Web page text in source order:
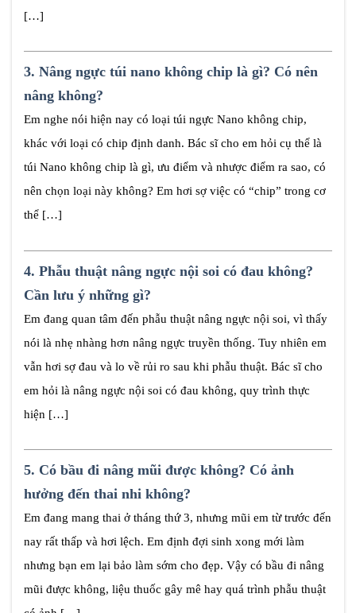
[…]
3. Nâng ngực túi nano không chip là gì? Có nên
nâng không?
Em nghe nói hiện nay có loại túi ngực Nano không chip,
khác với loại có chip định danh. Bác sĩ cho em hỏi cụ thể là
túi Nano không chip là gì, ưu điểm và nhược điểm ra sao, có
nên chọn loại này không? Em hơi sợ việc có “chip” trong cơ
thể […]
4. Phẫu thuật nâng ngực nội soi có đau không?
Cần lưu ý những gì?
Em đang quan tâm đến phẫu thuật nâng ngực nội soi, vì thấy
nói là nhẹ nhàng hơn nâng ngực truyền thống. Tuy nhiên em
vẫn hơi sợ đau và lo về rủi ro sau khi phẫu thuật. Bác sĩ cho
em hỏi là nâng ngực nội soi có đau không, quy trình thực
hiện […]
5. Có bầu đi nâng mũi được không? Có ảnh
hưởng đến thai nhi không?
Em đang mang thai ở tháng thứ 3, nhưng mũi em từ trước đến
nay rất thấp và hơi lệch. Em định đợi sinh xong mới làm
nhưng bạn em lại bảo làm sớm cho đẹp. Vậy có bầu đi nâng
mũi được không, liệu thuốc gây mê hay quá trình phẫu thuật